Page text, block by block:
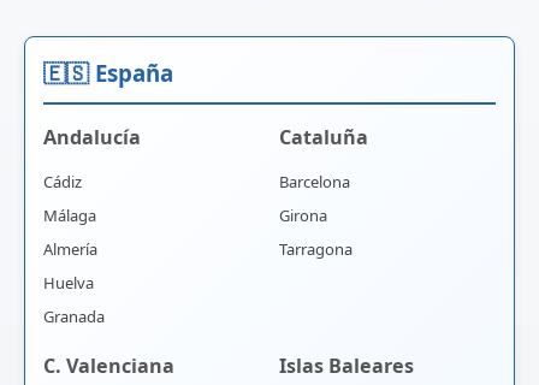
🇪🇸 España
Andalucía
Cádiz
Málaga
Almería
Huelva
Granada
Cataluña
Barcelona
Girona
Tarragona
C. Valenciana Islas Baleares